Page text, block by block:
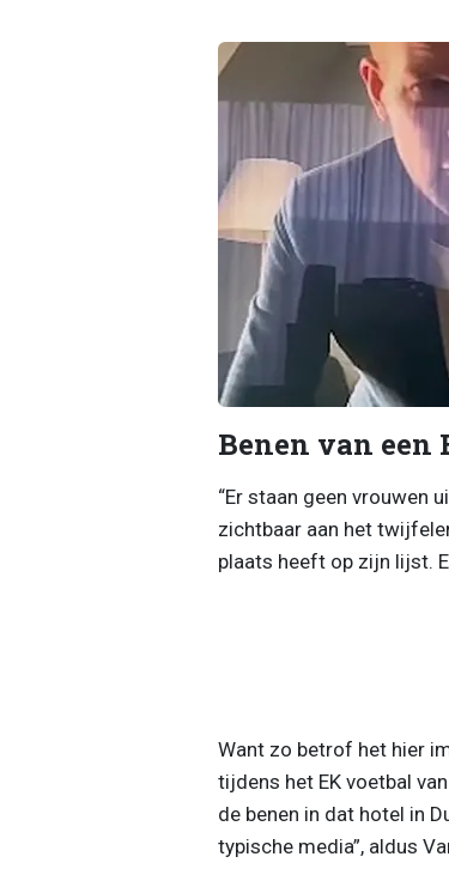
Benen van een
“Er staan geen vrouwen
zichtbaar aan het
plaats heeft op zijn lijst.
Want zo betrof het hier
tijdens het EK voetbal
de benen in dat hotel in
typische media”, aldus